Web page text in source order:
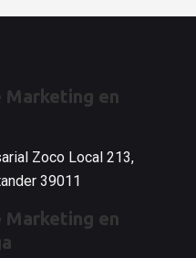
Marketing en
Zoco Local 213,
39011
Marketing en